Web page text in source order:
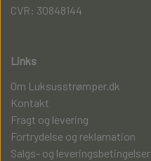
CVR: 30848144
Links
Om Luksusstrømper.dk
Kontakt
Fragt og levering
Fortrydelse og reklamation
Salgs- og leveringsbetingelser